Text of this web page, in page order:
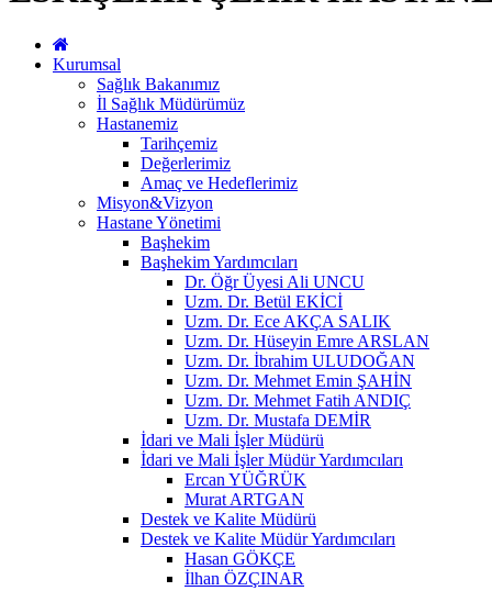
Kurumsal
Sağlık Bakanımız
İl Sağlık Müdürümüz
Hastanemiz
Tarihçemiz
Değerlerimiz
Amaç ve Hedeflerimiz
Misyon&Vizyon
Hastane Yönetimi
Başhekim
Başhekim Yardımcıları
Dr. Öğr Üyesi Ali UNCU
Uzm. Dr. Betül EKİCİ
Uzm. Dr. Ece AKÇA SALIK
Uzm. Dr. Hüseyin Emre ARSLAN
Uzm. Dr. İbrahim ULUDOĞAN
Uzm. Dr. Mehmet Emin ŞAHİN
Uzm. Dr. Mehmet Fatih ANDIÇ
Uzm. Dr. Mustafa DEMİR
İdari ve Mali İşler Müdürü
İdari ve Mali İşler Müdür Yardımcıları
Ercan YÜĞRÜK
Murat ARTGAN
Destek ve Kalite Müdürü
Destek ve Kalite Müdür Yardımcıları
Hasan GÖKÇE
İlhan ÖZÇINAR